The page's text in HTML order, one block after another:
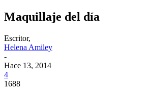
Maquillaje del día
Escritor,
Helena Amiley
-
Hace 13, 2014
4
1688